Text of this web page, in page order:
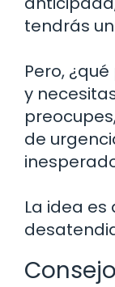
tendrás
Pero,
y
de
La idea